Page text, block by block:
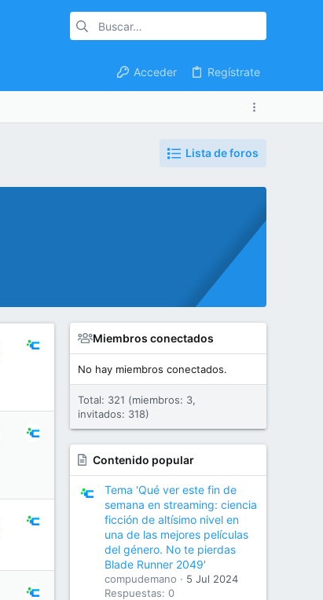
Acceder Regístrate
Lista de foros
Miembros conectados
No hay miembros conectados.
Total: 321 (miembros: 3,
invitados: 318)
Contenido popular
Tema 'Qué ver este fin de
semana en streaming: ciencia
ficción de altísimo nivel en
una de las mejores películas
del género. No te pierdas
Blade Runner 2049'
compudemano
5 Jul 2024
Respuestas: 0